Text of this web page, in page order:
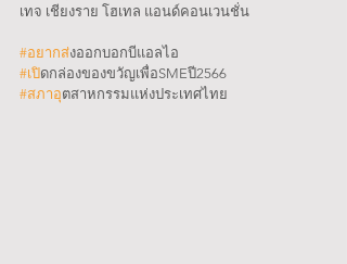
เทจ เชียงราย โฮเทล แอนด์คอนเวนชั่น
#อยากส่งออกบอกบีแอลไอ
#เปิดกล่องของขวัญเพื่อSMEปี2566
#สภาอุตสาหกรรมแห่งประเทศไทย